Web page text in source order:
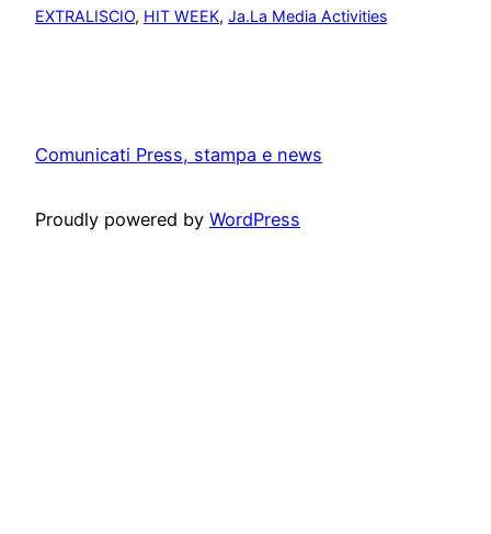
EXTRALISCIO, HIT WEEK, Ja.La Media Activities
Comunicati Press, stampa e news
Proudly powered by WordPress